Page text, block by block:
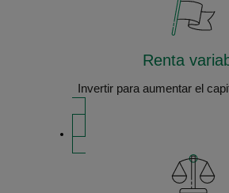
Renta
Invertir para aumentar el